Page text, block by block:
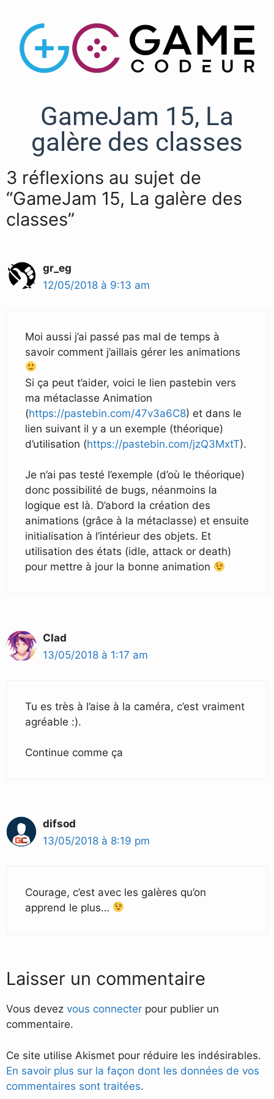
GameJam 15, La
galère des classes
3 réflexions au sujet de
“GameJam 15, La galère des
classes”
gr_eg
12/05/2018 à 9:13 am
Moi aussi j’ai passé pas mal de temps à
savoir comment j’aillais gérer les animations
Si ça peut t’aider, voici le lien pastebin vers
ma métaclasse Animation
(https://pastebin.com/47v3a6C8) et dans le
lien suivant il y a un exemple (théorique)
d’utilisation (https://pastebin.com/jzQ3MxtT).
Je n’ai pas testé l’exemple (d’où le théorique)
donc possibilité de bugs, néanmoins la
logique est là. D’abord la création des
animations (grâce à la métaclasse) et ensuite
initialisation à l’intérieur des objets. Et
utilisation des états (idle, attack or death)
pour mettre à jour la bonne animation
CIad
13/05/2018 à 1:17 am
Tu es très à l’aise à la caméra, c’est vraiment
agréable :).
Continue comme ça
difsod
13/05/2018 à 8:19 pm
Courage, c’est avec les galères qu’on
apprend le plus…
Laisser un commentaire
Vous devez vous connecter pour publier un
commentaire.
Ce site utilise Akismet pour réduire les indésirables.
En savoir plus sur la façon dont les données de vos
commentaires sont traitées.